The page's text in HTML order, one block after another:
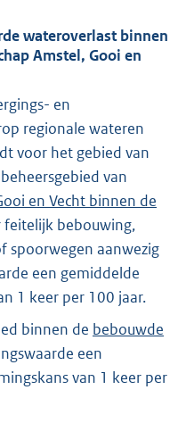
wateroverlast binnen
Amstel, Gooi en
en
regionale wateren
voor het gebied van
van
en Vecht binnen de
feitelijk bebouwing,
spoorwegen aanwezig
een gemiddelde
1 keer per 100 jaar.
binnen de bebouwde
een
van 1 keer per